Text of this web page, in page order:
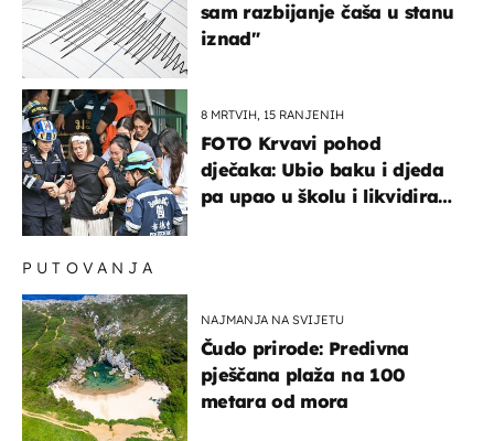
sam razbijanje čaša u stanu
iznad"
8 MRTVIH, 15 RANJENIH
FOTO Krvavi pohod
dječaka: Ubio baku i djeda
pa upao u školu i likvidirao
PUTOVANJA
NAJMANJA NA SVIJETU
Čudo prirode: Predivna
pješčana plaža na 100
metara od mora